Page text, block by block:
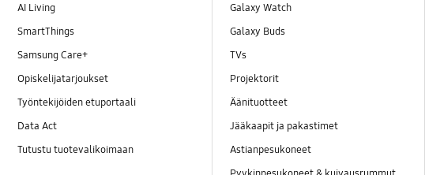
AI Living
SmartThings
Samsung Care+
Opiskelijatarjoukset
Työntekijöiden etuportaali
Data Act
Tutustu tuotevalikoimaan
Galaxy Watch
Galaxy Buds
TVs
Projektorit
Äänituotteet
Jääkaapit ja pakastimet
Astianpesukoneet